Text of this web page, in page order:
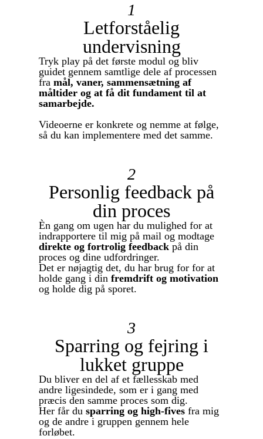
1
Letforståelig
undervisning
Tryk play på det første modul og bliv
guidet gennem samtlige dele af processen
fra mål, vaner, sammensætning af
måltider og at få dit fundament til at
samarbejde.
Videoerne er konkrete og nemme at følge,
så du kan implementere med det samme.
2
Personlig feedback på
din proces
Èn gang om ugen har du mulighed for at
indrapportere til mig på mail og modtage
direkte og fortrolig feedback på din
proces og dine udfordringer.
Det er nøjagtig det, du har brug for for at
holde gang i din fremdrift og motivation
og holde dig på sporet.
3
Sparring og fejring i
lukket gruppe
Du bliver en del af et fællesskab med
andre ligesindede, som er i gang med
præcis den samme proces som dig.
Her får du sparring og high-fives fra mig
og de andre i gruppen gennem hele
forløbet.